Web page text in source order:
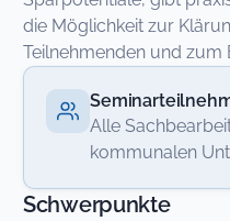
die Möglichkeit zur
Teilnehmenden und zum
Alle
kommunalen
Schwerpunkte